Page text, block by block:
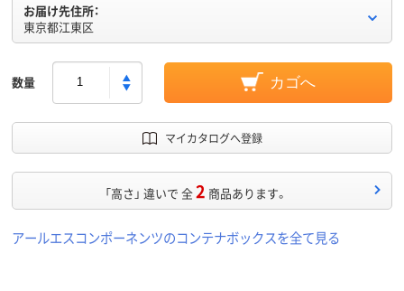
お届け先住所：
東京都江東区
数量 カゴへ
マイカタログへ登録
「高さ」 違いで 全2 商品あります。
アールエスコンポーネンツのコンテナボックスを全て見る